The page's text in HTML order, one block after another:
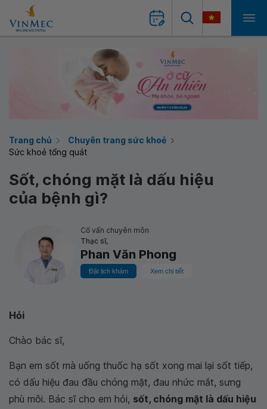
Trang chủ
Chuyên trang sức khoẻ
Sức khoẻ tổng quát
Sốt, chóng mặt là dấu hiệu
của bệnh gì?
Cố vấn chuyên môn
Thạc sĩ,
Phan Văn Phong
Đặt lịch khám Xem chi tiết
Hỏi
Chào bác sĩ,
Bạn em sốt mà uống thuốc hạ sốt xong mai lại sốt tiếp,
có dấu hiệu đau đầu chóng mặt, đau nhức mắt, sưng
phù môi. Bác sĩ cho em hỏi, sốt, chóng mặt là dấu hiệu